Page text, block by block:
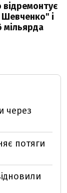
відремонтує
і
через
потяги